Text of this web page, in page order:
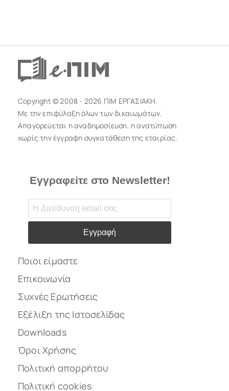
Copyright © 2008 - 2026 ΠΙΜ ΕΡΓΑΣΙΑΚΗ.
Με την επιφύλαξη όλων των δικαιωμάτων.
Απαγορεύεται η αναδημοσίευση, η ανατύπωση
χωρίς την έγγραφη συγκατάθεση της εταιρίας.
Εγγραφείτε στο Newsletter!
Εγγραφή
Ποιοι είμαστε
Επικοινωνία
Συχνές Ερωτήσεις
Εξέλιξη της Ιστοσελίδας
Downloads
Όροι Χρήσης
Πολιτική απορρήτου
Πολιτική cookies